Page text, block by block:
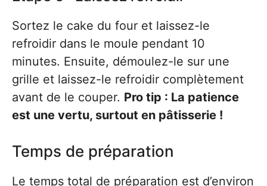
Sortez le cake du four et laissez-le
refroidir dans le moule pendant 10
minutes. Ensuite, démoulez-le sur une
grille et laissez-le refroidir complètement
avant de le couper. Pro tip : La patience
est une vertu, surtout en pâtisserie !
Temps de préparation
Le temps total de préparation est d’environ